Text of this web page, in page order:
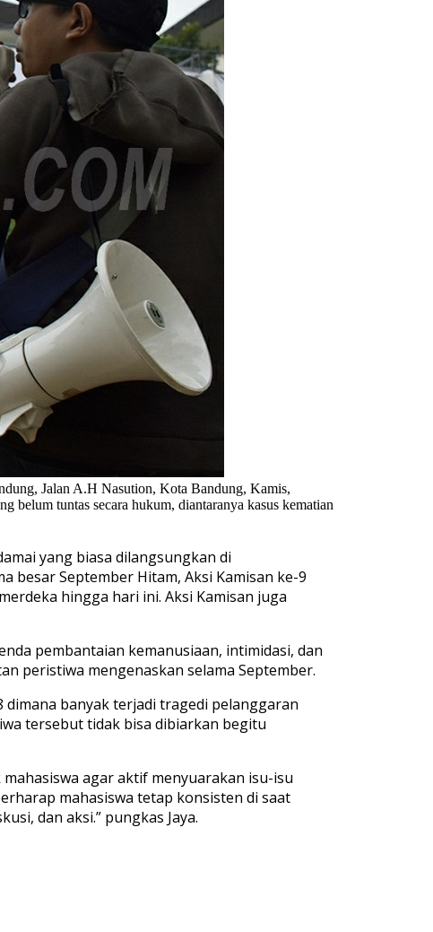
Jalan A.H Nasution, Kota Bandung, Kamis,
belum tuntas secara hukum, diantaranya kasus kematian
yang biasa dilangsungkan di
besar September Hitam, Aksi Kamisan ke-9
hingga hari ini. Aksi Kamisan juga
pembantaian kemanusiaan, intimidasi, dan
peristiwa mengenaskan selama September.
dimana banyak terjadi tragedi pelanggaran
tersebut tidak bisa dibiarkan begitu
agar aktif menyuarakan isu-isu
mahasiswa tetap konsisten di saat
dan aksi.” pungkas Jaya.